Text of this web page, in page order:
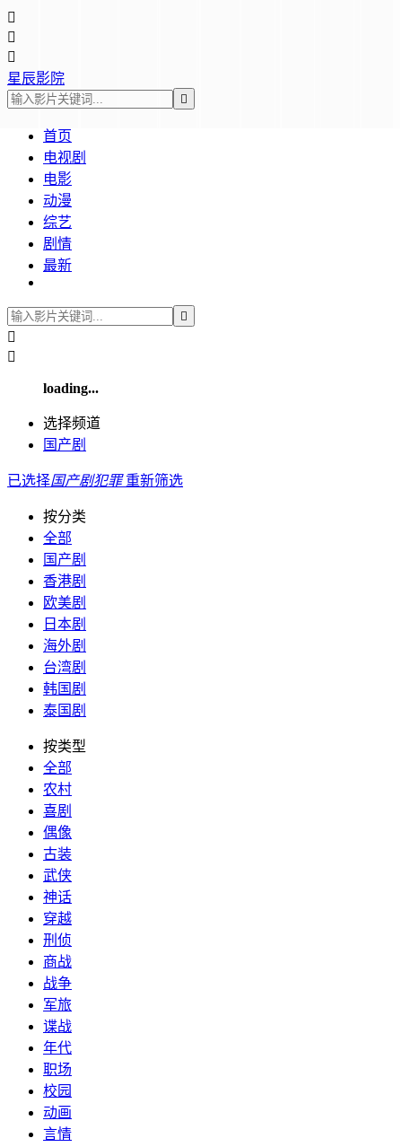



星辰影院

首页
电视剧
电影
动漫
综艺
剧情
最新



loading...
选择频道
国产剧
已选择国产剧犯罪重新筛选
按分类
全部
国产剧
香港剧
欧美剧
日本剧
海外剧
台湾剧
韩国剧
泰国剧
按类型
全部
农村
喜剧
偶像
古装
武侠
神话
穿越
刑侦
商战
战争
军旅
谍战
年代
职场
校园
动画
言情